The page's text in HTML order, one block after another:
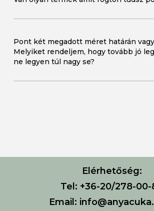
Pont két megadott méret határán
Melyiket rendeljem, hogy tovább jó
ne legyen túl nagy se?
Elérhetőség:
Tel: +36-20/278-00-
Email: